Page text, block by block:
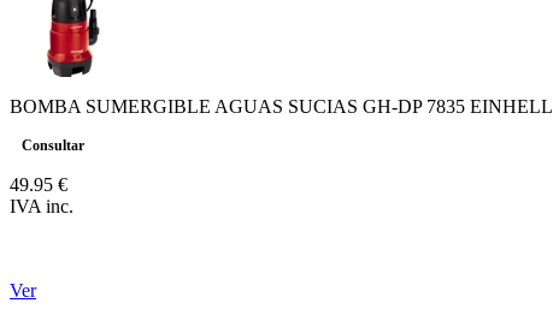
BOMBA SUMERGIBLE AGUAS SUCIAS GH-DP 7835 EINHELL
Consultar
49.95 €
IVA inc.
Ver